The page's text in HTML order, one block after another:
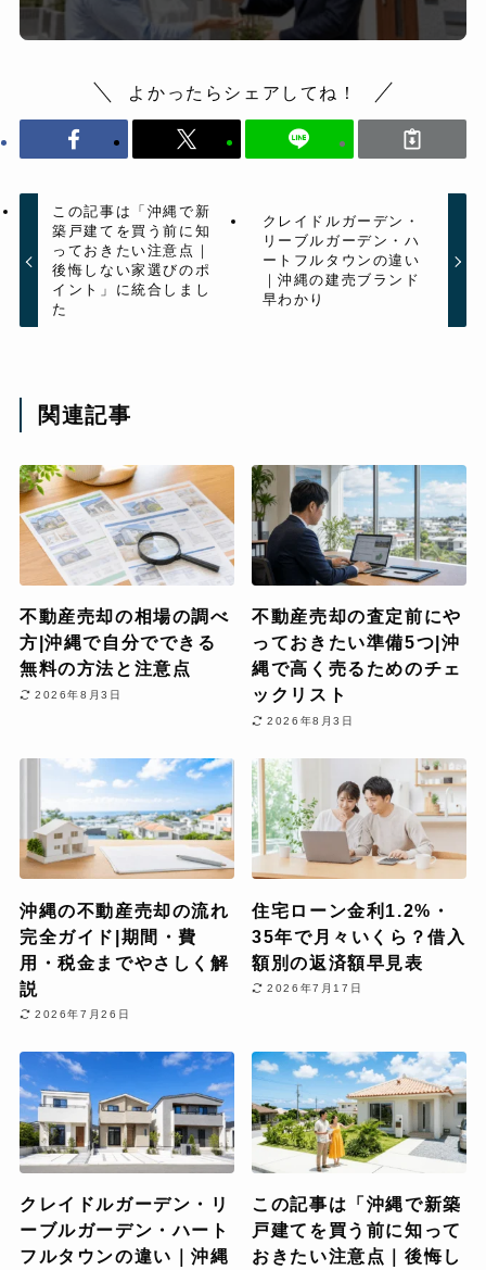
よかったらシェアしてね！
この記事は「沖縄で新
築戸建てを買う前に知
っておきたい注意点｜
後悔しない家選びのポ
イント」に統合しまし
た
クレイドルガーデン・
リーブルガーデン・ハ
ートフルタウンの違い
｜沖縄の建売ブランド
早わかり
関連記事
不動産売却の相場の調べ
方|沖縄で自分でできる
無料の方法と注意点
2026年8月3日
不動産売却の査定前にや
っておきたい準備5つ|沖
縄で高く売るためのチェ
ックリスト
2026年8月3日
沖縄の不動産売却の流れ
完全ガイド|期間・費
用・税金までやさしく解
説
2026年7月26日
住宅ローン金利1.2%・
35年で月々いくら？借入
額別の返済額早見表
2026年7月17日
クレイドルガーデン・リ
ーブルガーデン・ハート
フルタウンの違い｜沖縄
この記事は「沖縄で新築
戸建てを買う前に知って
おきたい注意点｜後悔し